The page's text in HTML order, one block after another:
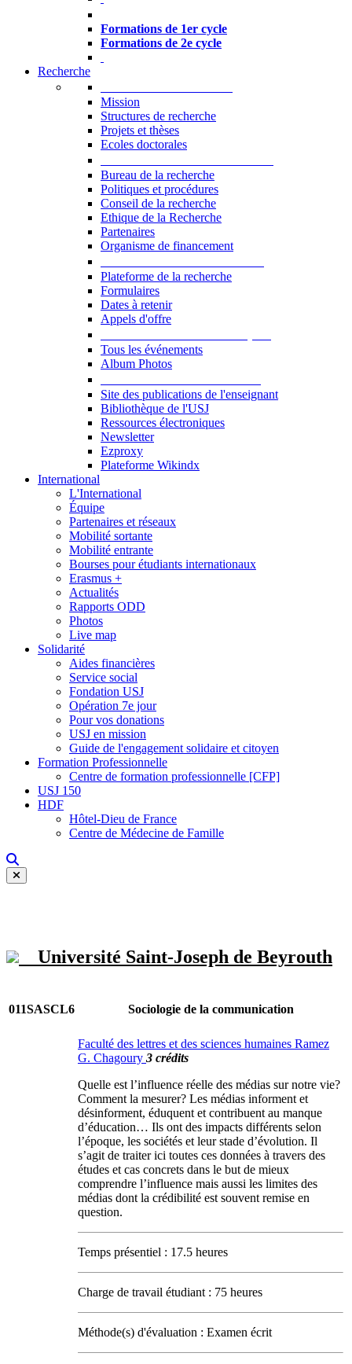
Formations de 1er cycle
Formations de 2e cycle
Recherche
Mission
Structures de recherche
Projets et thèses
Ecoles doctorales
Bureau de la recherche
Politiques et procédures
Conseil de la recherche
Ethique de la Recherche
Partenaires
Organisme de financement
Plateforme de la recherche
Formulaires
Dates à retenir
Appels d'offre
Tous les événements
Album Photos
Site des publications de l'enseignant
Bibliothèque de l'USJ
Ressources électroniques
Newsletter
Ezproxy
Plateforme Wikindx
International
L'International
Équipe
Partenaires et réseaux
Mobilité sortante
Mobilité entrante
Bourses pour étudiants internationaux
Erasmus +
Actualités
Rapports ODD
Photos
Live map
Solidarité
Aides financières
Service social
Fondation USJ
Opération 7e jour
Pour vos donations
USJ en mission
Guide de l'engagement solidaire et citoyen
Formation Professionnelle
Centre de formation professionnelle [CFP]
USJ 150
HDF
Hôtel-Dieu de France
Centre de Médecine de Famille
Université Saint-Joseph de Beyrouth
011SASCL6 Sociologie de la communication
Faculté des lettres et des sciences humaines Ramez
G. Chagoury 3 crédits
Quelle est l’influence réelle des médias sur notre vie?
Comment la mesurer? Les médias informent et
désinforment, éduquent et contribuent au manque
d’éducation… Ils ont des impacts différents selon
l’époque, les sociétés et leur stade d’évolution. Il
s’agit de traiter ici toutes ces données à travers des
études et cas concrets dans le but de mieux
comprendre l’influence mais aussi les limites des
médias dont la crédibilité est souvent remise en
question.
Temps présentiel : 17.5 heures
Charge de travail étudiant : 75 heures
Méthode(s) d'évaluation : Examen écrit